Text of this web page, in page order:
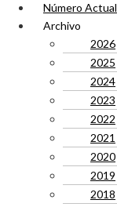
Número Actual
Archivo
2026
2025
2024
2023
2022
2021
2020
2019
2018